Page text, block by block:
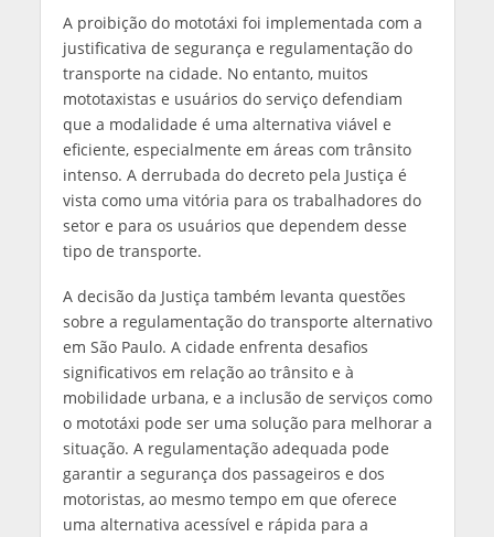
A proibição do mototáxi foi implementada com a
justificativa de segurança e regulamentação do
transporte na cidade. No entanto, muitos
mototaxistas e usuários do serviço defendiam
que a modalidade é uma alternativa viável e
eficiente, especialmente em áreas com trânsito
intenso. A derrubada do decreto pela Justiça é
vista como uma vitória para os trabalhadores do
setor e para os usuários que dependem desse
tipo de transporte.
A decisão da Justiça também levanta questões
sobre a regulamentação do transporte alternativo
em São Paulo. A cidade enfrenta desafios
significativos em relação ao trânsito e à
mobilidade urbana, e a inclusão de serviços como
o mototáxi pode ser uma solução para melhorar a
situação. A regulamentação adequada pode
garantir a segurança dos passageiros e dos
motoristas, ao mesmo tempo em que oferece
uma alternativa acessível e rápida para a